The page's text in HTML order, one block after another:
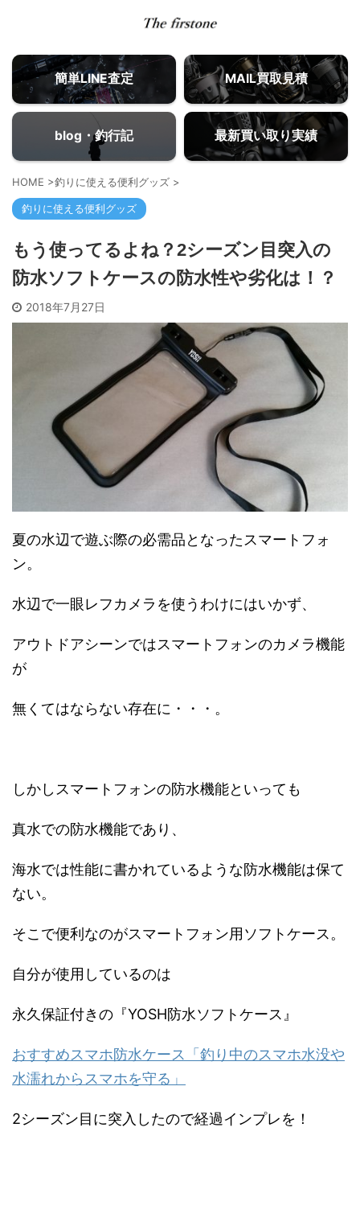
簡単LINE査定 MAIL買取見積
blog・釣行記 最新買い取り実績
HOME >釣りに使える便利グッズ >
釣りに使える便利グッズ
もう使ってるよね？2シーズン目突入の
防水ソフトケースの防水性や劣化は！？
2018年7月27日
夏の水辺で遊ぶ際の必需品となったスマートフォ
ン。
水辺で一眼レフカメラを使うわけにはいかず、
アウトドアシーンではスマートフォンのカメラ機能
が
無くてはならない存在に・・・。
しかしスマートフォンの防水機能といっても
真水での防水機能であり、
海水では性能に書かれているような防水機能は保て
ない。
そこで便利なのがスマートフォン用ソフトケース。
自分が使用しているのは
永久保証付きの『YOSH防水ソフトケース』
おすすめスマホ防水ケース「釣り中のスマホ水没や
水濡れからスマホを守る」
2シーズン目に突入したので経過インプレを！